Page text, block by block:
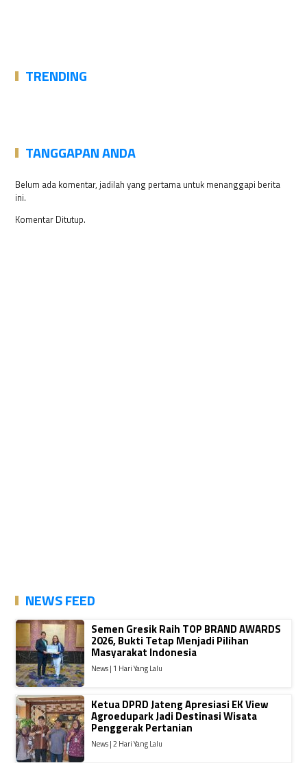
TRENDING
TANGGAPAN ANDA
Belum ada komentar, jadilah yang pertama untuk menanggapi berita
ini.
Komentar Ditutup.
NEWS FEED
Semen Gresik Raih TOP BRAND AWARDS
2026, Bukti Tetap Menjadi Pilihan
Masyarakat Indonesia
News | 1 Hari Yang Lalu
Ketua DPRD Jateng Apresiasi EK View
Agroedupark Jadi Destinasi Wisata
Penggerak Pertanian
News | 2 Hari Yang Lalu